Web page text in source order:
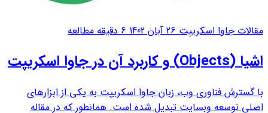
مقالات جاوا اسکریپت 26 آبان 1402 6 دقیقه مطالعه
اشیا (Objects) و کاربرد آن در جاوا اسکریپت
با گسترش فناوری وب، زبان جاوا اسکریپت به یکی از ابزارهای
اصلی توسعه وبسایت تبدیل شده است. همانطور که در مقاله